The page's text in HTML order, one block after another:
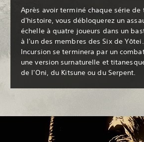
Après avoir terminé chaque série de
d'histoire, vous débloquerez un
échelle à quatre joueurs dans un
à l'un des membres des Six de
Incursion se terminera par un
une version surnaturelle et
de l'Oni, du Kitsune ou du Serpent.